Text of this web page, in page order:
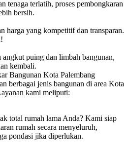
tenaga terlatih, proses pembongkaran
bersih.
harga yang kompetitif dan transparan.
puing dan limbah bangunan,
kembali.
Bangunan Kota Palembang
berbagai jenis bangunan di area Kota
kami meliputi:
total rumah lama Anda? Kami siap
rumah secara menyeluruh,
pondasi jika diperlukan.